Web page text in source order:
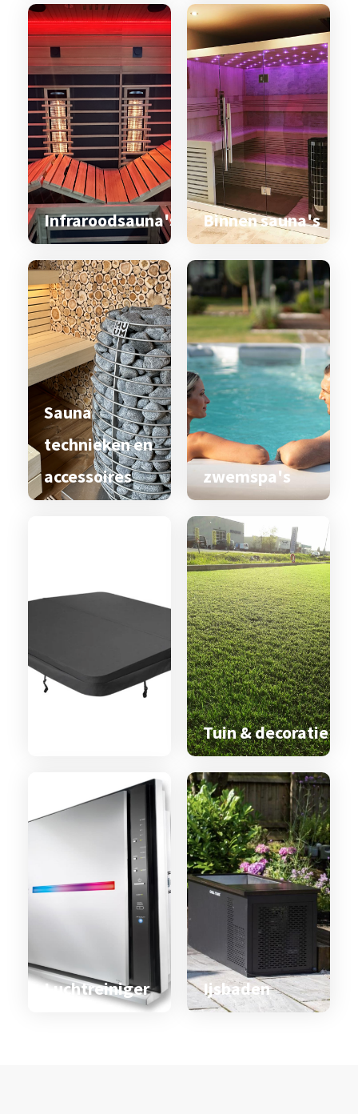
Infraroodsauna's Binnen sauna's
Sauna
technieken en
accessoires
zwemspa's
Spa & zwemspa
Tuin & decoratie
Luchtreiniger Ijsbaden